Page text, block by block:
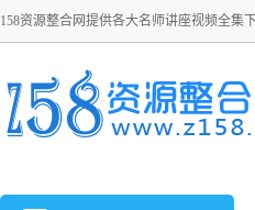
158资源整合网提供各大名师讲座视频全集